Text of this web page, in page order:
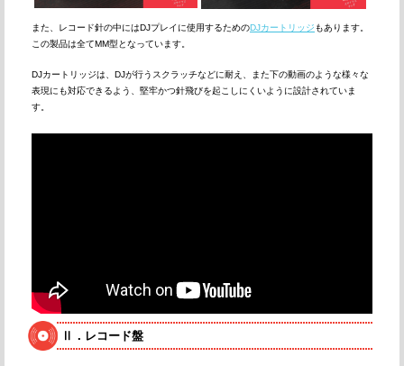
また、レコード針の中にはDJプレイに使用するためのDJカートリッジ もあります。
この製品は全てMM型となっています。
DJカートリッジは、DJが行うスクラッチなどに耐え、また下の動画のような様々な
表現にも対応できるよう、堅牢かつ針飛びを起こしにくいように設計されていま
す。
Ⅱ．レコード盤